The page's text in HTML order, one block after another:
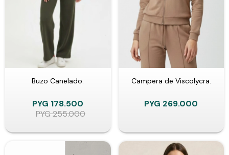
Buzo Canelado.
PYG 178.500
PYG255.000
Campera de Viscolycra.
PYG 269.000